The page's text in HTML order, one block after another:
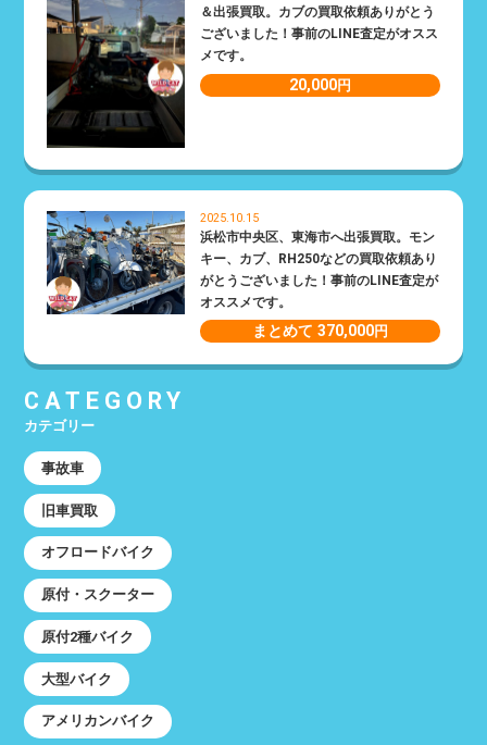
＆出張買取。カブの買取依頼ありがとう
ございました！事前のLINE査定がオスス
メです。
20,000円
2025.10.15
浜松市中央区、東海市へ出張買取。モン
キー、カブ、RH250などの買取依頼あり
がとうございました！事前のLINE査定が
オススメです。
まとめて 370,000円
CATEGORY
カテゴリー
事故車
旧車買取
オフロードバイク
原付・スクーター
原付2種バイク
大型バイク
アメリカンバイク